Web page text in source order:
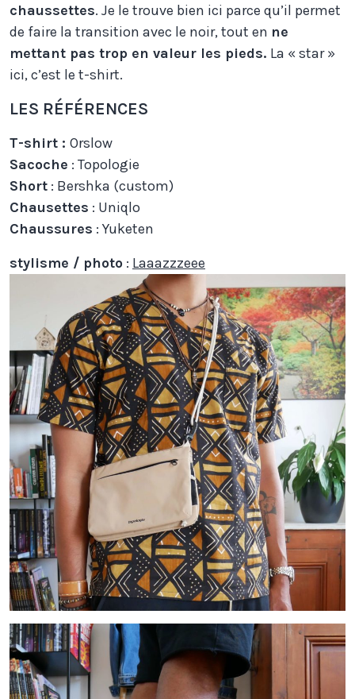
chaussettes. Je le trouve bien ici parce qu’il permet
de faire la transition avec le noir, tout en ne
mettant pas trop en valeur les pieds. La « star »
ici, c’est le t-shirt.
LES RÉFÉRENCES
T-shirt : Orslow
Sacoche : Topologie
Short : Bershka (custom)
Chausettes : Uniqlo
Chaussures : Yuketen
stylisme / photo : Laaazzzeee